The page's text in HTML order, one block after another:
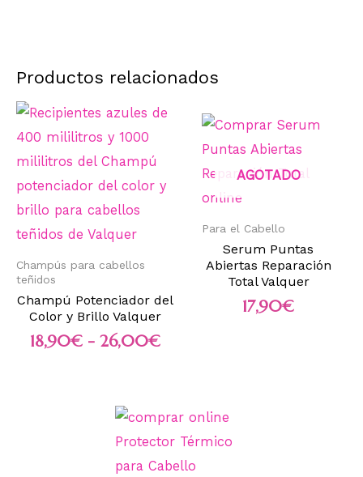
Productos relacionados
Champús para cabellos
teñidos
Champú Potenciador del
Color y Brillo Valquer
18,90€ - 26,00€
AGOTADO
Para el Cabello
Serum Puntas
Abiertas Reparación
Total Valquer
17,90€